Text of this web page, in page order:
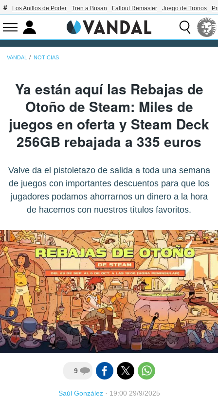
Los Anillos de Poder Tren a Busan Fallout Remaster Juego de Tronos
VANDAL NOTICIAS
Ya están aquí las Rebajas de
Otoño de Steam: Miles de
juegos en oferta y Steam Deck
256GB rebajada a 335 euros
Valve da el pistoletazo de salida a toda una semana
de juegos con importantes descuentos para que los
jugadores podamos ahorrarnos un dinero a la hora
de hacernos con nuestros títulos favoritos.
9
Saúl González· 19:00 29/9/2025